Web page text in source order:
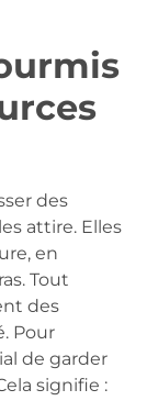
des
attire. Elles
en
Tout
des
Pour
de garder
signifie :